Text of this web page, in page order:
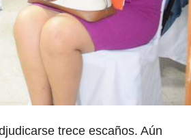
trece escaños. Aún